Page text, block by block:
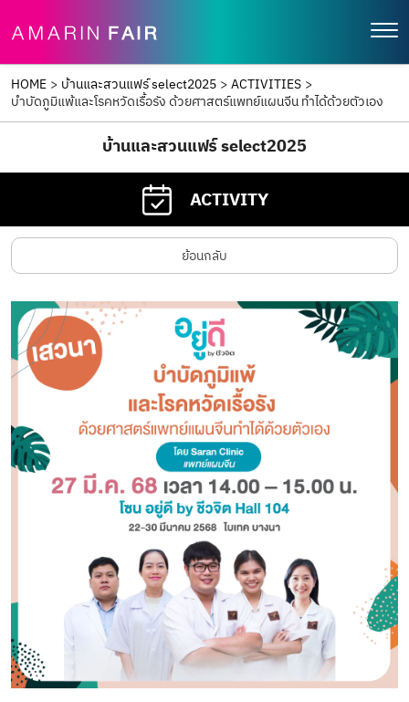
HOME > บ้านและสวนแฟร์ select2025 > ACTIVITIES >
บำบัดภูมิแพ้และโรคหวัดเรื้อรัง ด้วยศาสตร์แพทย์แผนจีน ทำได้ด้วยตัวเอง
บ้านและสวนแฟร์ select2025
ACTIVITY
ย้อนกลับ